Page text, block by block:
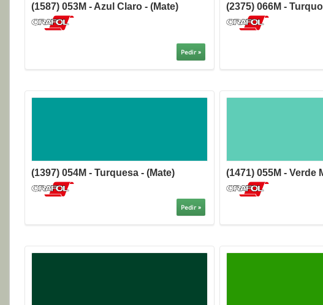
(1587) 053M - Azul Claro - (Mate)
Pedir »
(2375) 066M -
(1397) 054M - Turquesa - (Mate)
Pedir »
(1471) 055M - Verde